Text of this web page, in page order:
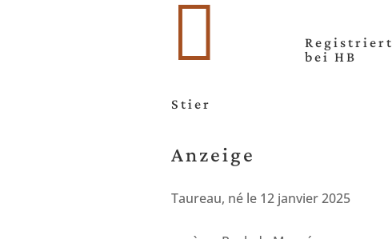

Stier
Registriert
bei HB
Anzeige
Taureau, né le 12 janvier 2025